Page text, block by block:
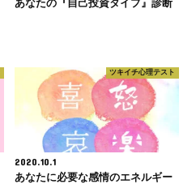
あなたの『自己投資タイプ』診断
ツキイチ心理テスト
2020.10.1
あなたに必要な感情のエネルギー